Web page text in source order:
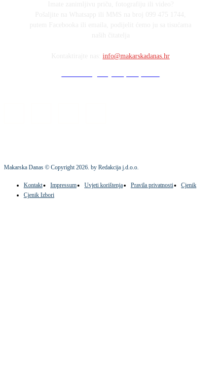
info@makarskadanas.hr
Makarska Danas © Copyright2026. by Redakcija j.d.o.o.
Kontakt Impressum Uvjeti korištenja Pravila privatnosti
Cjenik
Cjenik Izbori